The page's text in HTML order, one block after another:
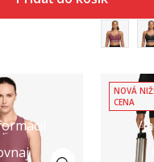
NOVÁ
CENA